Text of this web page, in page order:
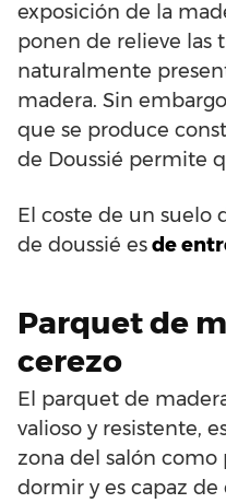
exposición de la
ponen de relieve las
naturalmente
madera. Sin
que se produce
de Doussié permite
El coste de un suelo
de doussié esde
Parquet de
cerezo
El parquet de
valioso y resistente,
zona del salón como
dormir y es capaz de